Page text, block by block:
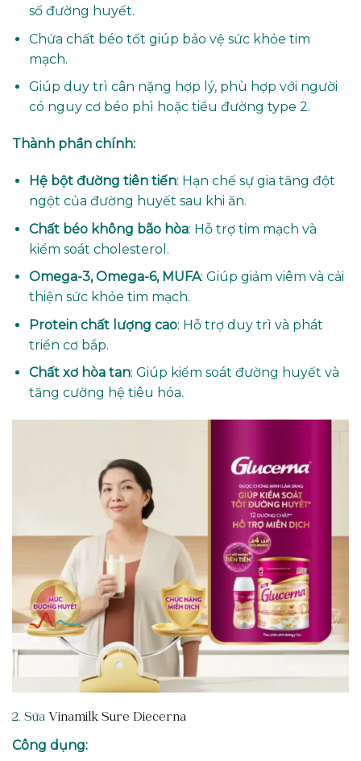
số đường huyết.
Chứa chất béo tốt giúp bảo vệ sức khỏe tim
mạch.
Giúp duy trì cân nặng hợp lý, phù hợp với người
có nguy cơ béo phì hoặc tiểu đường type 2.
Thành phần chính:
Hệ bột đường tiên tiến: Hạn chế sự gia tăng đột
ngột của đường huyết sau khi ăn.
Chất béo không bão hòa: Hỗ trợ tim mạch và
kiểm soát cholesterol.
Omega-3, Omega-6, MUFA: Giúp giảm viêm và cải
thiện sức khỏe tim mạch.
Protein chất lượng cao: Hỗ trợ duy trì và phát
triển cơ bắp.
Chất xơ hòa tan: Giúp kiểm soát đường huyết và
tăng cường hệ tiêu hóa.
2. Sữa Vinamilk Sure Diecerna
Công dụng: